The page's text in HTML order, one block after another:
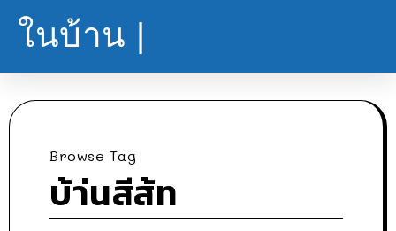
ในบ้าน |
Browse Tag
บ้า่นสีส้ท